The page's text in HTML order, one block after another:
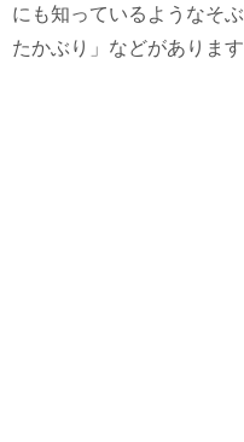
にも知っているようなそ
たかぶり」などがあります